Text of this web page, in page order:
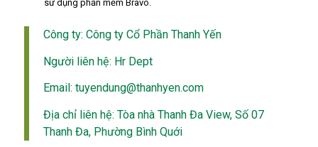
sử dụng phần mềm Bravo.
Công ty: Công ty Cổ Phần Thanh Yến
Người liên hệ: Hr Dept
Email: tuyendung@thanhyen.com
Địa chỉ liên hệ: Tòa nhà Thanh Đa View, Số 07
Thanh Đa, Phường Bình Quới